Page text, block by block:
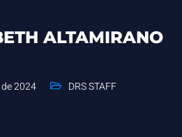
ALTAMIRANO
2024 DRS STAFF